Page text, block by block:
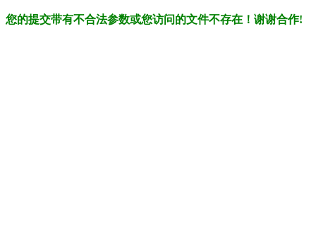
您的提交带有不合法参数或您访问的文件不存在！谢谢合作!